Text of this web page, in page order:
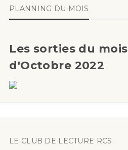
PLANNING DU MOIS
Les sorties du mois
d'Octobre 2022
LE CLUB DE LECTURE RCS